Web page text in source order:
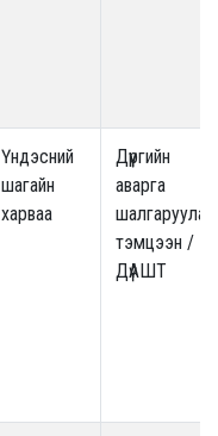
Үндэсний
шагайн
харваа
Дүүргийн
аварга
шалгаруулах
тэмцээн /
ДүАШТ